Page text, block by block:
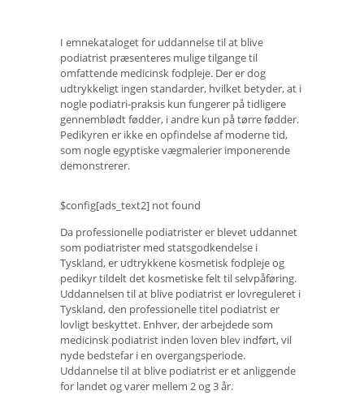
I emnekataloget for uddannelse til at blive
podiatrist præsenteres mulige tilgange til
omfattende medicinsk fodpleje. Der er dog
udtrykkeligt ingen standarder, hvilket betyder, at i
nogle podiatri-praksis kun fungerer på tidligere
gennemblødt fødder, i andre kun på tørre fødder.
Pedikyren er ikke en opfindelse af moderne tid,
som nogle egyptiske vægmalerier imponerende
demonstrerer.
$config[ads_text2] not found
Da professionelle podiatrister er blevet uddannet
som podiatrister med statsgodkendelse i
Tyskland, er udtrykkene kosmetisk fodpleje og
pedikyr tildelt det kosmetiske felt til selvpåføring.
Uddannelsen til at blive podiatrist er lovreguleret i
Tyskland, den professionelle titel podiatrist er
lovligt beskyttet. Enhver, der arbejdede som
medicinsk podiatrist inden loven blev indført, vil
nyde bedstefar i en overgangsperiode.
Uddannelse til at blive podiatrist er et anliggende
for landet og varer mellem 2 og 3 år.